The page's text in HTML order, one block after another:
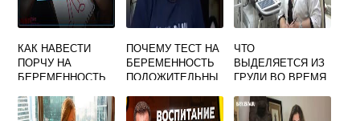
КАК НАВЕСТИ
ПОРЧУ НА
БЕРЕМЕННОСТЬ
ПОЧЕМУ ТЕСТ НА
БЕРЕМЕННОСТЬ
ПОЛОЖИТЕЛЬНЫ
ЧТО
ВЫДЕЛЯЕТСЯ ИЗ
ГРУДИ ВО ВРЕМЯ